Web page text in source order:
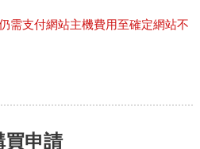
需支付網站主機費用至確定網站不
買申請